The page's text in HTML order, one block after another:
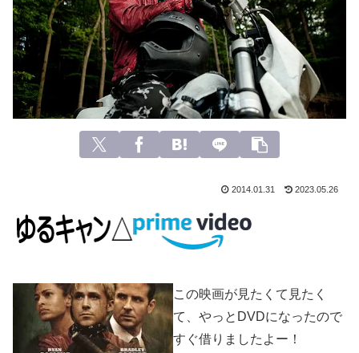
2014.01.31 2023.05.26
この映画が見たくて見たく
て、やっとDVDになったので
すぐ借りましたよー！